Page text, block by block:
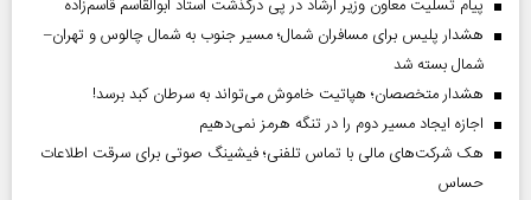
پیام تسلیت معاون وزیر ارشاد در پی درگذشت استاد ابوالقاسم قاسم‌زاده
هشدار پلیس برای مسافران شمال؛ مسیر جنوب به شمال چالوس و تهران–
شمال بسته شد
هشدار متخصصان؛ هپاتیت خاموش می‌تواند به سرطان کبد برسد!
اجازه ایجاد مسیر دوم را در تنگه هرمز نمی‌دهیم
هک شرکت‌های مالی با تماس تلفنی؛ فیشینگ صوتی برای سرقت اطلاعات
حساس